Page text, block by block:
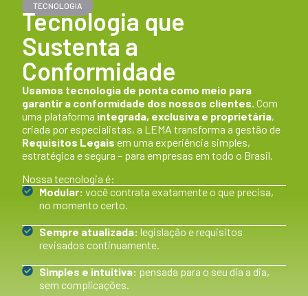
TECNOLOGIA
Tecnologia que
Sustenta a
Conformidade
Usamos tecnologia de ponta como meio para
garantir a conformidade dos nossos clientes. Com
uma plataforma integrada, exclusiva e proprietária,
criada por especialistas, a LEMA transforma a gestão de
Requisitos Legais em uma experiência simples,
estratégica e segura – para empresas em todo o Brasil.
Nossa tecnologia é:
Modular: você contrata exatamente o que precisa,
no momento certo.
Sempre atualizada: legislação e requisitos
revisados continuamente.
Simples e intuitiva: pensada para o seu dia a dia,
sem complicações.